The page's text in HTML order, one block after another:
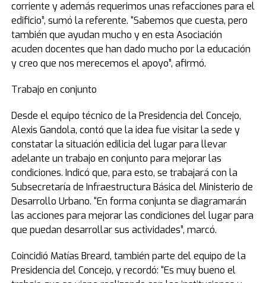
corriente y además requerimos unas refacciones para el
edificio”, sumó la referente. “Sabemos que cuesta, pero
también que ayudan mucho y en esta Asociación
acuden docentes que han dado mucho por la educación
y creo que nos merecemos el apoyo”, afirmó.
Trabajo en conjunto
Desde el equipo técnico de la Presidencia del Concejo,
Alexis Gandola, contó que la idea fue visitar la sede y
constatar la situación edilicia del lugar para llevar
adelante un trabajo en conjunto para mejorar las
condiciones. Indicó que, para esto, se trabajará con la
Subsecretaría de Infraestructura Básica del Ministerio de
Desarrollo Urbano. “En forma conjunta se diagramarán
las acciones para mejorar las condiciones del lugar para
que puedan desarrollar sus actividades”, marcó.
Coincidió Matías Breard, también parte del equipo de la
Presidencia del Concejo, y recordó: “Es muy bueno el